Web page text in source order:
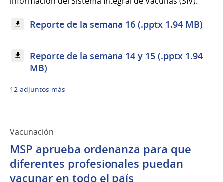
Reporte de la semana 16 (.pptx 1.94 MB)
Reporte de la semana 14 y 15 (.pptx 1.94
MB)
12 adjuntos más
Vacunación
MSP aprueba ordenanza para que
diferentes profesionales puedan
vacunar en todo el país